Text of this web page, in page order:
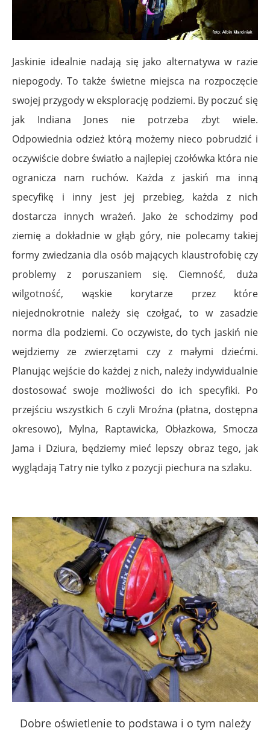
Jaskinie idealnie nadają się jako alternatywa w razie
niepogody. To także świetne miejsca na rozpoczęcie
swojej przygody w eksplorację podziemi. By poczuć się
jak Indiana Jones nie potrzeba zbyt wiele.
Odpowiednia odzież którą możemy nieco pobrudzić i
oczywiście dobre światło a najlepiej czołówka która nie
ogranicza nam ruchów. Każda z jaskiń ma inną
specyfikę i inny jest jej przebieg, każda z nich
dostarcza innych wrażeń. Jako że schodzimy pod
ziemię a dokładnie w głąb góry, nie polecamy takiej
formy zwiedzania dla osób mających klaustrofobię czy
problemy z poruszaniem się. Ciemność, duża
wilgotność, wąskie korytarze przez które
niejednokrotnie należy się czołgać, to w zasadzie
norma dla podziemi. Co oczywiste, do tych jaskiń nie
wejdziemy ze zwierzętami czy z małymi dziećmi.
Planując wejście do każdej z nich, należy indywidualnie
dostosować swoje możliwości do ich specyfiki. Po
przejściu wszystkich 6 czyli Mroźna (płatna, dostępna
okresowo), Mylna, Raptawicka, Obłazkowa, Smocza
Jama i Dziura, będziemy mieć lepszy obraz tego, jak
wyglądają Tatry nie tylko z pozycji piechura na szlaku.
Dobre oświetlenie to podstawa i o tym należy